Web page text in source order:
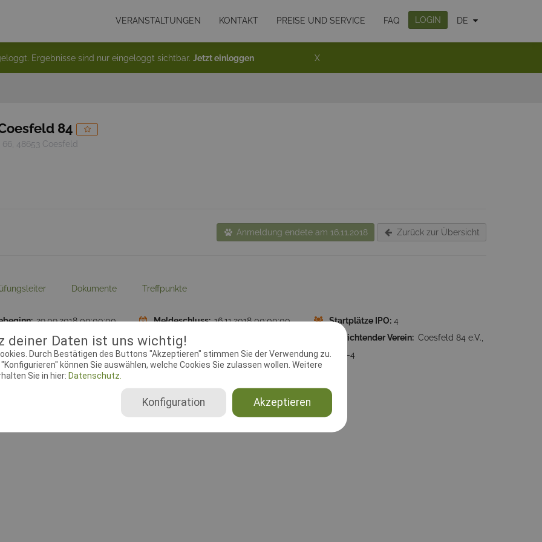
deiner Daten ist uns wichtig!
Durch Bestätigen des Buttons "Akzeptieren" stimmen Sie der Verwendung zu.
können Sie auswählen, welche Cookies Sie zulassen wollen. Weitere
Sie in hier: Datenschutz.
Akzeptieren
Konfiguration
VERANSTALTUNGEN KONTAKT PREISE UND SERVICE FAQ LOGIN DE
Ergebnisse sind nur eingeloggt sichtbar. Jetzt einloggen X
84
48653 Coesfeld
Anmeldung endete am 16.11.2018 Zurück zur Übersicht
Dokumente Treffpunkte
29.09.2018 00:00:00 Meldeschluss:16.11.2018 00:00:00 Startplätze IPO: 4
Begleithundprüfung: 5 Disziplin:
Begleithundprüfung
Ausrichtender Verein: Coesfeld 84 e.V.,
10-5-4